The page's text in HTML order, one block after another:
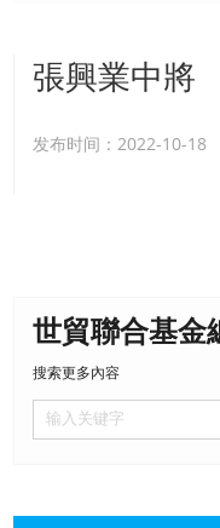
張興業中將
发布时间：2022-10-18
世貿聯合基金
搜索更多內容